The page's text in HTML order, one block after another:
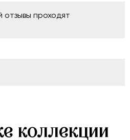
проходят
коллекции